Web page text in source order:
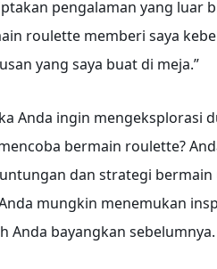
pengalaman yang luar
roulette memberi saya
yang saya buat di meja.”
Anda ingin mengeksplorasi
bermain roulette?
dan strategi
mungkin menemukan
Anda bayangkan sebelumnya.